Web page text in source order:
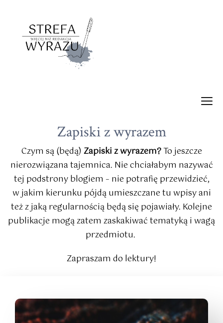
Zapiski z wyrazem
Czym są (będą) Zapiski z wyrazem?To jeszcze
nierozwiązana tajemnica. Nie chciałabym nazywać
tej podstrony blogiem – nie potrafię przewidzieć,
w jakim kierunku pójdą umieszczane tu wpisy ani
też z jaką regularnością będą się pojawiały. Kolejne
publikacje mogą zatem zaskakiwać tematyką i wagą
przedmiotu.
Zapraszam do lektury!